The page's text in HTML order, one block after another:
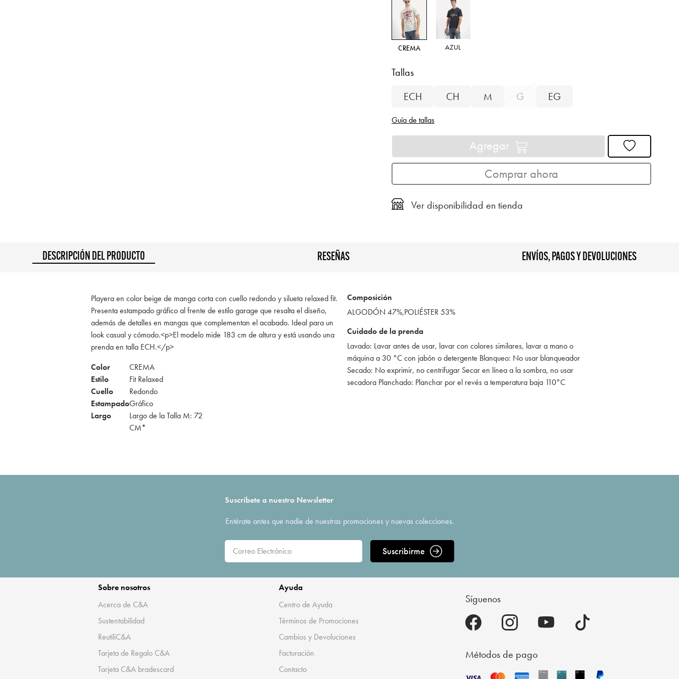
CREMA AZUL
Tallas
ECH
CH M G EG
Guía de tallas
Agregar
Comprar ahora
Ver disponibilidad en tienda
DESCRIPCIÓN DEL PRODUCTO RESEÑAS ENVÍOS, PAGOS Y DEVOLUCIONES
Playera en color beige de manga corta con cuello redondo y silueta relaxed fit.
Presenta estampado gráfico al frente de estilo garage que resalta el diseño,
además de detalles en mangas que complementan el acabado. Ideal para un
look casual y cómodo.<p>El modelo mide 183 cm de altura y está usando una
prenda en talla ECH.</p>
Color
CREMA
Estilo
Fit Relaxed
Cuello
Redondo
EstampadoGráfico
Largo
Largo de la Talla M: 72
CM*
Composición
ALGODÓN 47%,POLIÉSTER 53%
Cuidado de la prenda
Lavado: Lavar antes de usar, lavar con colores similares, lavar a mano o
máquina a 30 °C con jabón o detergente Blanqueo: No usar blanqueador
Secado: No exprimir, no centrifugar Secar en línea a la sombra, no usar
secadora Planchado: Planchar por el revés a temperatura baja 110°C
Suscríbete a nuestro Newsletter
Entérate antes que nadie de nuestras promociones y nuevas colecciones.
Suscribirme
Sobre nosotros
Acerca de C&A
Sustentabilidad
ReutiliC&A
Tarjeta de Regalo C&A
Tarjeta C&A bradescard
Ayuda
Centro de Ayuda
Términos de Promociones
Cambios y Devoluciones
Facturación
Contacto
Síguenos
Métodos de pago